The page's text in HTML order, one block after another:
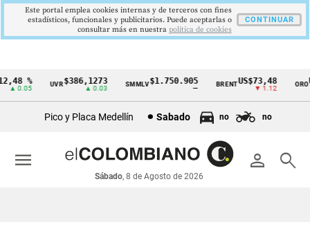
Cintillo
económicos
Colombia
%
0.05
UVR$386,1273
▲ 0.03
SMMLV$1.750.905 BRENTUS$73,48
▼ 1.12
ORO
Pico y Placa Medellín Sabado no no
person search
Sábado, 8 de Agosto de 2026
menu
Este portal emplea cookies internas y de terceros con fines
estadísticos, funcionales y publicitarios. Puede aceptarlas o
consultar más en nuestra politica de cookies
CONTINUAR